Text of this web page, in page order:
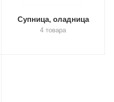
Супница, оладница
4 товара